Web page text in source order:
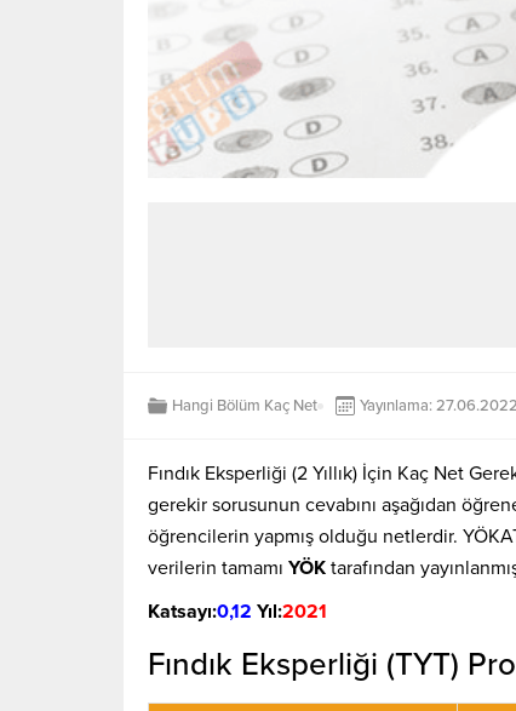
Hangi Bölüm Kaç Net Yayınlama: 27.06.2022
Fındık Eksperliği (2 Yıllık) İçin Kaç Net
gerekir sorusunun cevabını aşağıdan
öğrencilerin yapmış olduğu netlerdir.
verilerin tamamı YÖK tarafından
Katsayı:0,12 Yıl:2021
Fındık Eksperliği (TYT)